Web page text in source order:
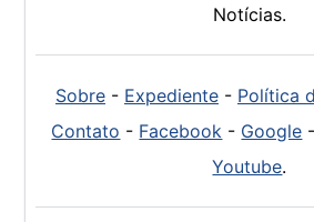
Notícias.
Sobre- Expediente- Política
Contato - Facebook - Google -
Youtube.